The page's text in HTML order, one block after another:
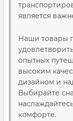
является
Наши товары
опытных
высоким
дизайном и
Выбирайте
комфорте.